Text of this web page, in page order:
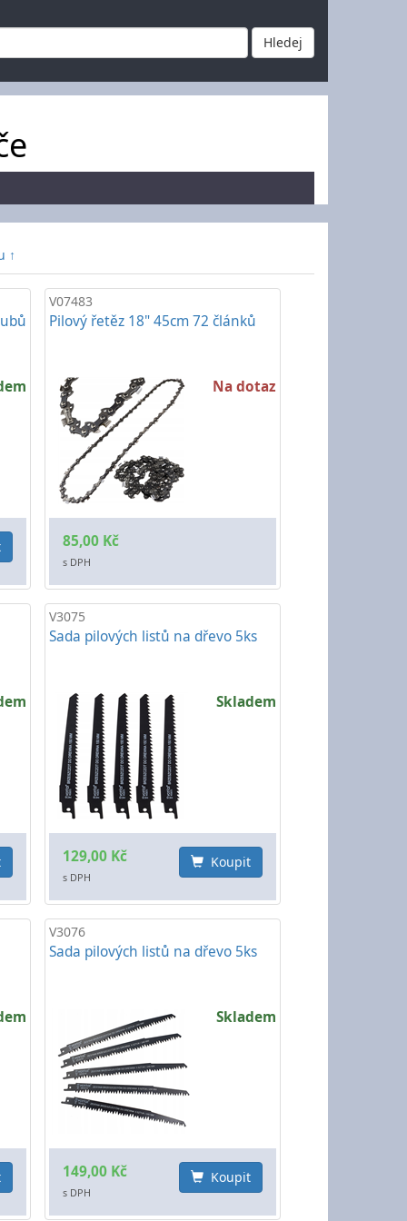
↑
V07483
Pilový řetěz 18" 45cm 72 článků
Na dotaz
85,00 Kč
s DPH
V3075
Sada pilových listů na dřevo 5ks
Skladem
129,00 Kč
s DPH
Koupit
V3076
Sada pilových listů na dřevo 5ks
Skladem
149,00 Kč
s DPH
Koupit